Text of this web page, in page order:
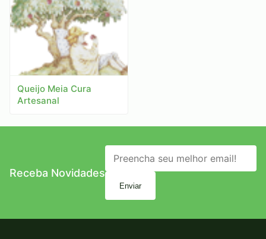
Queijo Meia Cura
Artesanal
Receba Novidades
Enviar